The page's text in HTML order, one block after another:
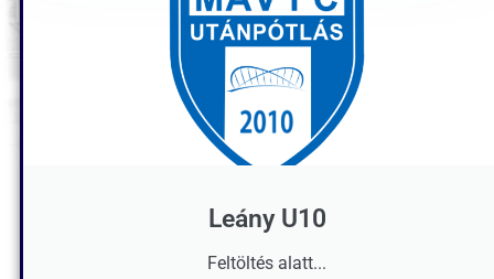
Leány U10
Feltöltés alatt...